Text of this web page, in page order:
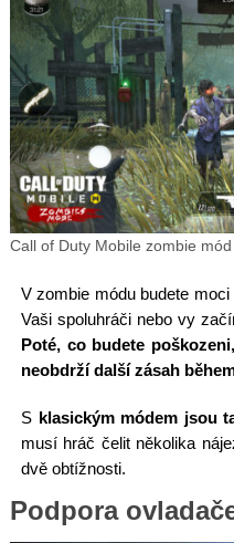
Call of Duty Mobile zombie mód
V zombie módu budete
Vaši spoluhráči nebo vy
Poté, co budete
neobdrží další zásah
S klasickým módem jsou
musí hráč čelit několika
dvě obtížnosti.
Podpora